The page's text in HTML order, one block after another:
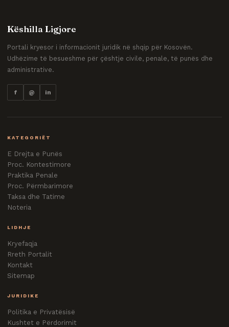
Këshilla Ligjore
Portali kryesor i informacionit juridik në shqip për Kosovën.
Udhëzime të besueshme për çështje civile, penale, të punës dhe
administrative.
f @ in
KATEGORIËT
E Drejta e Punës
Proc. Kontestimore
Praktika Penale
Proc. Përmbarimore
Taksa dhe Tatime
Noteria
LIDHJE
Kryefaqja
Rreth Portalit
Kontakt
Sitemap
JURIDIKE
Politika e Privatësisë
Kushtet e Përdorimit